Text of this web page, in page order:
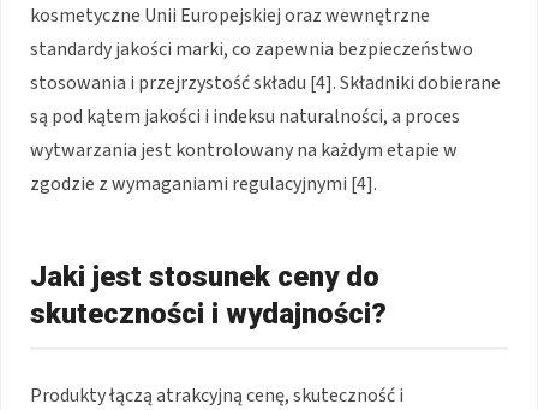
kosmetyczne Unii Europejskiej oraz wewnętrzne
standardy jakości marki, co zapewnia bezpieczeństwo
stosowania i przejrzystość składu [4]. Składniki dobierane
są pod kątem jakości i indeksu naturalności, a proces
wytwarzania jest kontrolowany na każdym etapie w
zgodzie z wymaganiami regulacyjnymi [4].
Jaki jest stosunek ceny do
skuteczności i wydajności?
Produkty łączą atrakcyjną cenę, skuteczność i